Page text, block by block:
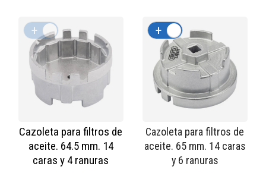
Cazoleta para filtros de
aceite. 64.5 mm. 14
caras y 4 ranuras
+ -
Cazoleta para filtros de
aceite. 65 mm. 14 caras
y 6 ranuras
+ -